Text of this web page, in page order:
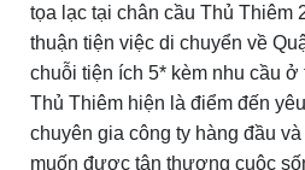
tọa lạc tại chân cầu Thủ Thiêm
thuận tiện việc di chuyển về
chuỗi tiện ích 5* kèm nhu cầu
Thủ Thiêm hiện là điểm đến
chuyên gia công ty hàng đầu
muốn được tận thượng cuộc